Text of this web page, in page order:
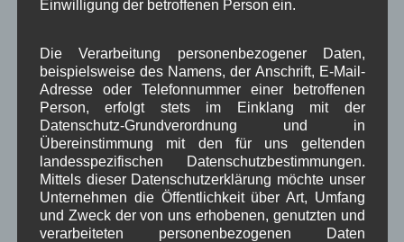
April 2026(8)
Februar 2026
(6)
Januar 2026(8)
Dezember 2025
(14)
November 2025(5)
Oktober 2025(8)
September 2025(5)
August 2025(2)
Juli 2025(9)
Juni 2025(7)
Mai 2025(3)
April 2025(8)
Einwilligung der betroffenen Person ein.
Die Verarbeitung personenbezogener Daten,
beispielsweise des Namens, der Anschrift, E-Mail-
Adresse oder Telefonnummer einer betroffenen
Person, erfolgt stets im Einklang mit der
Datenschutz-Grundverordnung und in
Übereinstimmung mit den für uns geltenden
landesspezifischen Datenschutzbestimmungen.
Mittels dieser Datenschutzerklärung möchte unser
Unternehmen die Öffentlichkeit über Art, Umfang
und Zweck der von uns erhobenen, genutzten und
verarbeiteten personenbezogenen Daten